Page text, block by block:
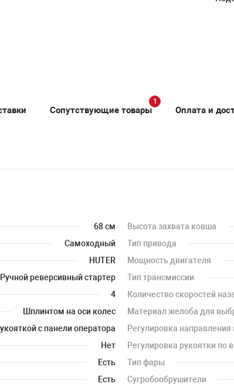
Сопутствующие товары
1
Оплата и
68 см Высота захвата ковша
Самоходный Тип привода
HUTER Мощность двигателя
Ручной реверсивный стартер Тип трансмиссии
4 Количество скоростей
Шплинтом на оси колес Материал желоба для
с панели оператора Регулировка направления
Нет Регулировка рукоятки по
Есть Тип фары
Есть Сугробообрушители